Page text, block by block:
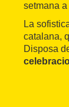
setmana
La
catalana,
Disposa